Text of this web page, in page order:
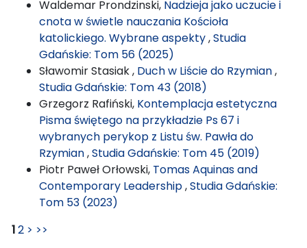
Waldemar Prondzinski, Nadzieja jako uczucie i
cnota w świetle nauczania Kościoła
katolickiego. Wybrane aspekty,Studia
Gdańskie: Tom 56 (2025)
Sławomir Stasiak , Duch w Liście do Rzymian,
Studia Gdańskie: Tom 43 (2018)
Grzegorz Rafiński, Kontemplacja estetyczna
Pisma świętego na przykładzie Ps 67 i
wybranych perykop z Listu św. Pawła do
Rzymian,Studia Gdańskie: Tom 45 (2019)
Piotr Paweł Orłowski, Tomas Aquinas and
Contemporary Leadership,Studia Gdańskie:
Tom 53 (2023)
12 > >>